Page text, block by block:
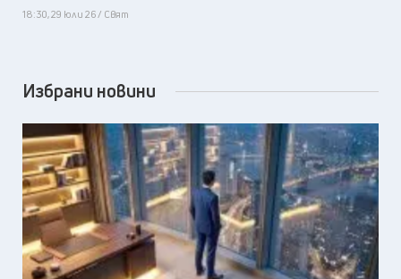
18:30, 29 юли 26 / Свят
Избрани новини